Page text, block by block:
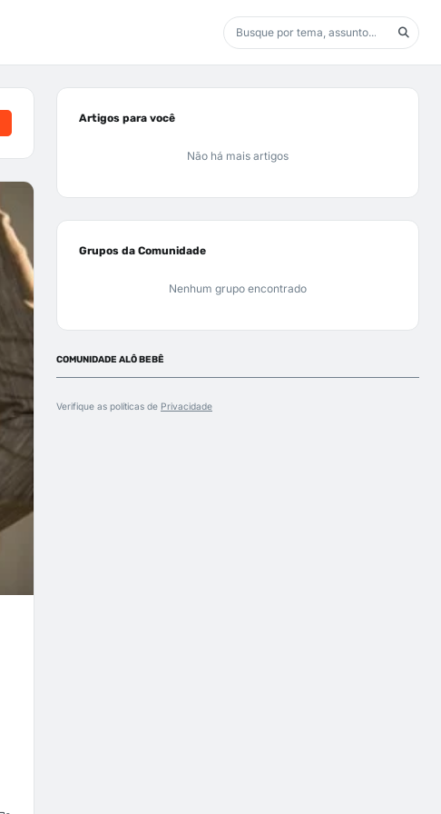
Artigos para você
Não há mais artigos
Grupos da Comunidade
Nenhum grupo encontrado
COMUNIDADE ALÔ BEBÊ
Verifique as políticas de Privacidade